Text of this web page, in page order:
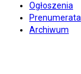
Ogłoszenia
Prenumerata
Archiwum